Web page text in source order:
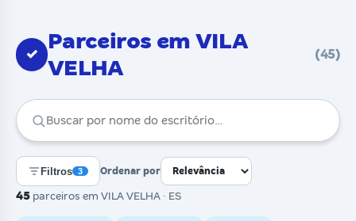
✓
Parceiros em VILA
VELHA
(45)
Filtros 3
45 parceiros em VILA VELHA · ES
Ordenar por